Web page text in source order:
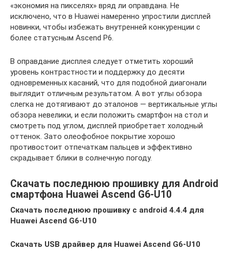
«экономия на пикселях» вряд ли оправдана. Не
исключено, что в Huawei намеренно упростили дисплей
новинки, чтобы избежать внутренней конкуренции с
более статусным Ascend P6.
В оправдание дисплея следует отметить хороший
уровень контрастности и поддержку до десяти
одновременных касаний, что для подобной диагонали
выглядит отличным результатом. А вот углы обзора
слегка не дотягивают до эталонов — вертикальные углы
обзора невелики, и если положить смартфон на стол и
смотреть под углом, дисплей приобретает холодный
оттенок. Зато олеофобное покрытие хорошо
противостоит отпечаткам пальцев и эффективно
скрадывает блики в солнечную погоду.
Скачать последнюю прошивку для Android
смартфона Huawei Ascend G6-U10
Скачать последнюю прошивку с android 4.4.4 для
Huawei Ascend G6-U10
Скачать USB драйвер для Huawei Ascend G6-U10